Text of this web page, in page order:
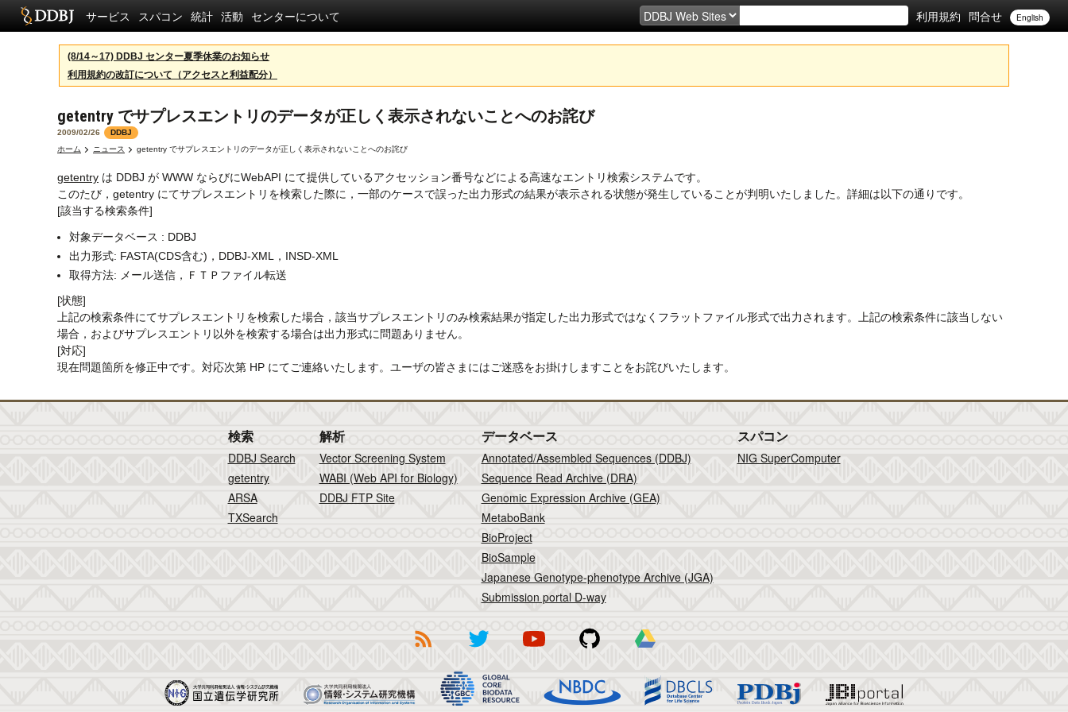
サービス スパコン 統計 活動 センターについて 利用規約 問合せ English
(8/14～17) DDBJ センター夏季休業のお知らせ
利用規約の改訂について（アクセスと利益配分）
getentry でサプレスエントリのデータが正しく表示されないことへのお詫び
2009/02/26
DDBJ
ホーム
ニュース getentry でサプレスエントリのデータが正しく表示されないことへのお詫び
getentry は DDBJ が WWW ならびにWebAPI にて提供しているアクセッション番号などによる高速なエントリ検索システムです。
このたび，getentry にてサプレスエントリを検索した際に，一部のケースで誤った出力形式の結果が表示される状態が発生していることが判明いたしました。詳細は以下の通りです。
[該当する検索条件]
対象データベース : DDBJ
出力形式: FASTA(CDS含む)，DDBJ-XML，INSD-XML
取得方法: メール送信，ＦＴＰファイル転送
[状態]
上記の検索条件にてサプレスエントリを検索した場合，該当サプレスエントリのみ検索結果が指定した出力形式ではなくフラットファイル形式で出力されます。上記の検索条件に該当しない
場合，およびサプレスエントリ以外を検索する場合は出力形式に問題ありません。
[対応]
現在問題箇所を修正中です。対応次第 HP にてご連絡いたします。ユーザの皆さまにはご迷惑をお掛けしますことをお詫びいたします。
検索
DDBJ Search
getentry
ARSA
TXSearch
解析
Vector Screening System
WABI (Web API for Biology)
DDBJ FTP Site
データベース
Annotated/Assembled Sequences (DDBJ)
Sequence Read Archive (DRA)
Genomic Expression Archive (GEA)
MetaboBank
BioProject
BioSample
Japanese Genotype-phenotype Archive (JGA)
Submission portal D-way
スパコン
NIG SuperComputer